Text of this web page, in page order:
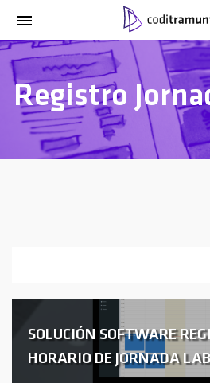
Registro
SOLUCIÓN SOFTWARE
HORARIO DE JORNADA